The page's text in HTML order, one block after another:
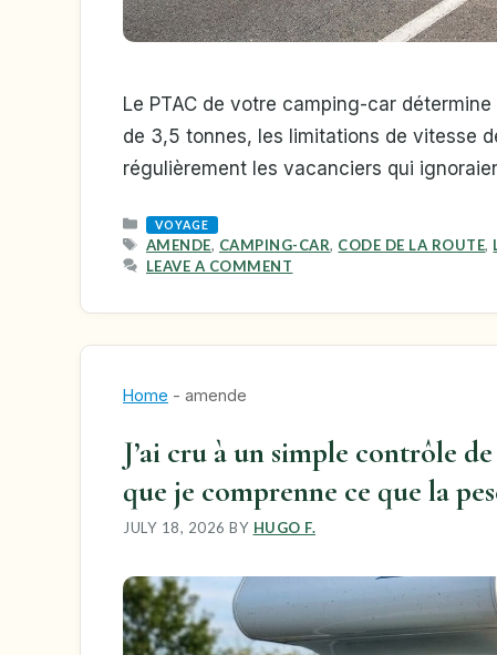
Le PTAC de votre camping-car
de 3,5 tonnes, les limitations de vitesse
régulièrement les vacanciers qui
CATEGORIES
VOYAGE
TAGS
AMENDE, CAMPING-CAR, CODE DE LA ROUTE,
LEAVE A COMMENT
Home - amende
J’ai cru à un simple contrôle
que je comprenne ce que la
JULY 18, 2026 BY HUGO F.